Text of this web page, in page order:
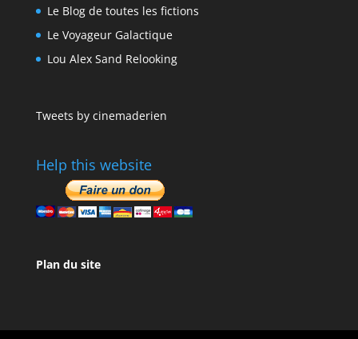
Le Blog de toutes les fictions
Le Voyageur Galactique
Lou Alex Sand Relooking
Tweets by cinemaderien
Help this website
Plan du site